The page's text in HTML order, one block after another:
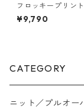
フロッキープリン
ジャージープルオー
ンチ袖ボックスシ
¥9,790
CATEGORY
ニット／プルオー